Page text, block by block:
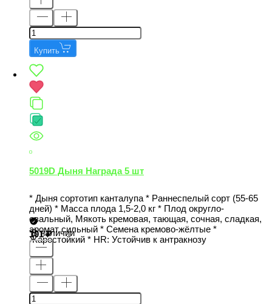
Купить
5019D Дыня Награда 5 шт
* Дыня сортотип канталупа * Раннеспелый сорт (55-65
дней) * Масса плода 1,5-2,0 кг * Плод округло-
овальный, Мякоть кремовая, тающая, сочная, сладкая,
аромат сильный * Семена кремово-жёлтые *
Жаростойкий * НR: Устойчив к антракнозу
В наличии
101